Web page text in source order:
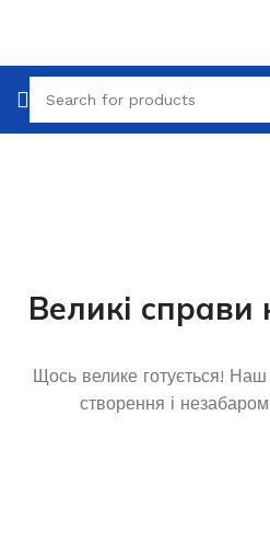
Великі справи
Щось велике готується!
створення і